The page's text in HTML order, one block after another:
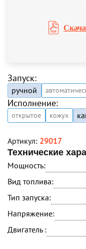
Запуск:
ручной
Исполнение:
открытое кожух
Артикул: 29017
Технические
Мощность:
Вид топлива:
Тип запуска:
Напряжение:
Двигатель :